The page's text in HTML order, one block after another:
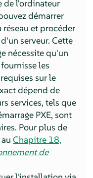
de l'ordinateur
démarrer
et procéder
serveur. Cette
nécessite qu'un
les
sur le
dépend de
services, tels que
PXE, sont
Pour plus de
auChapitre 18,
de